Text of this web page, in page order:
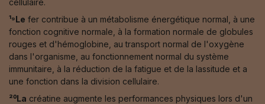
¹⁹Le fer contribue à un métabolisme énergétique normal, à une
fonction cognitive normale, à la formation normale de globules
rouges et d'hémoglobine, au transport normal de l'oxygène
dans l'organisme, au fonctionnement normal du système
immunitaire, à la réduction de la fatigue et de la lassitude et a
une fonction dans la division cellulaire.
²⁰La créatine augmente les performances physiques lors d'un